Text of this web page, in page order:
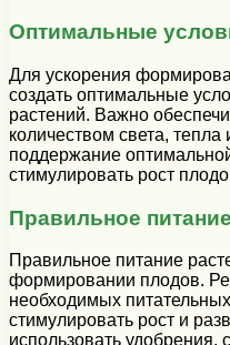
Оптимальные
Для ускорения
создать оптимальные
растений. Важно
количеством света,
поддержание
стимулировать рост
Правильное
Правильное питание
формировании плодов.
необходимых
стимулировать рост и
использовать